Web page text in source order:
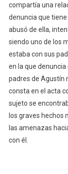
compartía una
denuncia que
abusó de ella,
siendo uno de los
estaba con sus
en la que denuncia
padres de Agustín
consta en el acta
sujeto se
los graves hechos
las amenazas
con él.